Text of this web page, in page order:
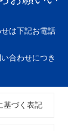
は下記お電話
合わせにつき
基づく表記